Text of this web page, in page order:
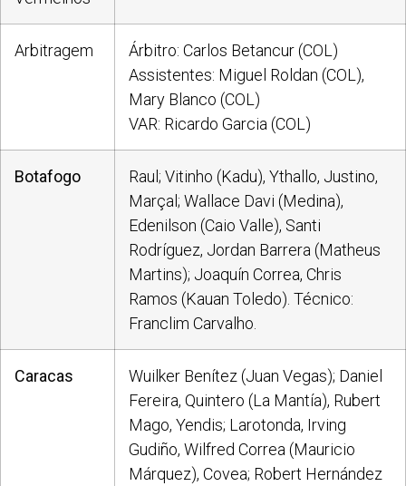
Arbitragem
Árbitro: Carlos Betancur (COL)
Assistentes: Miguel Roldan (COL),
Mary Blanco (COL)
VAR: Ricardo Garcia (COL)
Botafogo
Raul; Vitinho (Kadu), Ythallo, Justino,
Marçal; Wallace Davi (Medina),
Edenilson (Caio Valle), Santi
Rodríguez, Jordan Barrera (Matheus
Martins); Joaquín Correa, Chris
Ramos (Kauan Toledo). Técnico:
Franclim Carvalho.
Caracas
Wuilker Benítez (Juan Vegas); Daniel
Fereira, Quintero (La Mantía), Rubert
Mago, Yendis; Larotonda, Irving
Gudiño, Wilfred Correa (Mauricio
Márquez), Covea; Robert Hernández